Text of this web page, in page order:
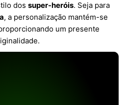
dos super-heróis. Seja para
, a personalização mantém-se
um presente